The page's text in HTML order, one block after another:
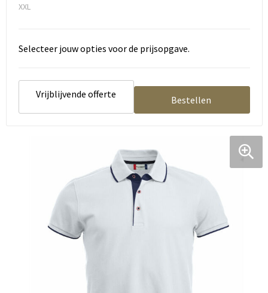
XXL
Selecteer jouw opties voor de prijsopgave.
Vrijblijvende offerte Bestellen